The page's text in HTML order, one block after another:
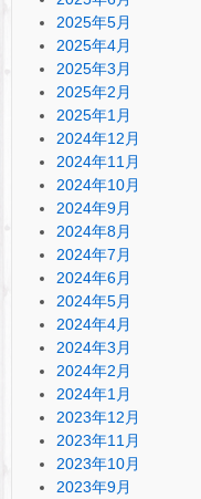
2025年5月
2025年4月
2025年3月
2025年2月
2025年1月
2024年12月
2024年11月
2024年10月
2024年9月
2024年8月
2024年7月
2024年6月
2024年5月
2024年4月
2024年3月
2024年2月
2024年1月
2023年12月
2023年11月
2023年10月
2023年9月